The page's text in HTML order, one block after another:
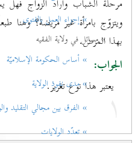
مرحلة الشباب وأراد الزواج
ويتزوّج بامرأة غير مريضة؟ وهنا
بهذا المرض.
الجواب:
يعتبر هذا نوع تغرير.
۱
» إجزاء العمل بالفتوی
» مسائل في ولاية الفقيه
» أساس الحكومة الإسلاميّة
» مدی نفوذ الولاية
» الفرق بين مجالي التقليد
» تعدّد الولايات